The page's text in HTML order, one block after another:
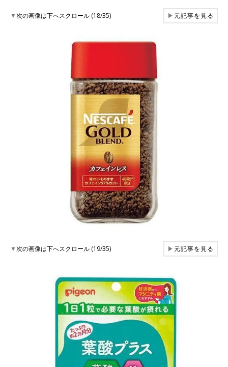
▼次の画像は下へスクロール (18/35) ▶元記事を見る
▼次の画像は下へスクロール (19/35) ▶元記事を見る